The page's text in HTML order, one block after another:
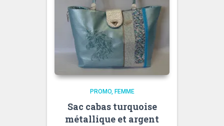
PROMO FEMME
Sac cabas turquoise
métallique et argent